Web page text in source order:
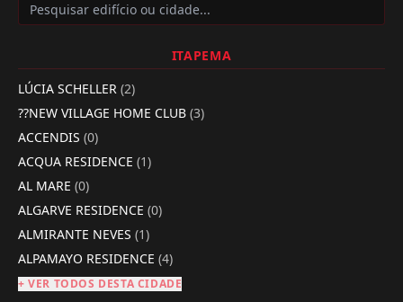
ITAPEMA
LÚCIA SCHELLER (2)
??NEW VILLAGE HOME CLUB (3)
ACCENDIS (0)
ACQUA RESIDENCE (1)
AL MARE (0)
ALGARVE RESIDENCE (0)
ALMIRANTE NEVES (1)
ALPAMAYO RESIDENCE (4)
+ VER TODOS DESTA CIDADE